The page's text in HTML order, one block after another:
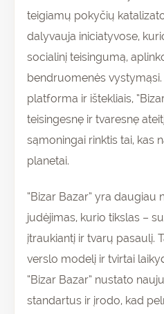
teigiamų pokyčių
dalyvauja iniciatyvose,
socialinį teisingumą,
bendruomenės
platforma ir ištekliais,
teisingesnę ir tvaresnę
sąmoningai rinktis tai, kas
planetai.
“Bizar Bazar” yra daugiau
judėjimas, kurio tikslas –
įtraukiantį ir tvarų pasaulį.
verslo modelį ir tvirtai
“Bizar Bazar” nustato
standartus ir įrodo, kad